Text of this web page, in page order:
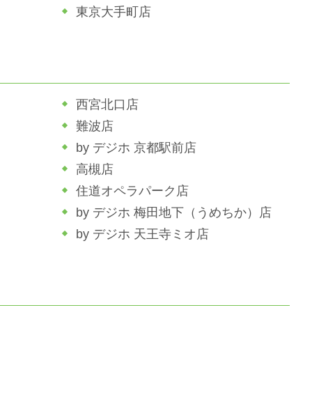
東京大手町店
西宮北口店
難波店
by デジホ 京都駅前店
高槻店
住道オペラパーク店
by デジホ 梅田地下（うめちか）店
by デジホ 天王寺ミオ店